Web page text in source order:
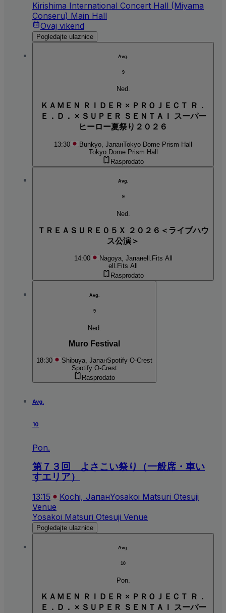
Kirishima International Concert Hall (Miyama
Conseru) Main Hall
Ovaj vikend
Pogledajte ulaznice
Avg.
9
Ned.
ＫＡＭＥＮ ＲＩＤＥＲ × ＰＲＯＪＥＣＴ Ｒ．
Ｅ．Ｄ． × ＳＵＰＥＲ ＳＥＮＴＡＩ スーパー
ヒーロー夏祭り２０２６
13:30 Bunkyo, ЈапанTokyo Dome Prism Hall
Tokyo Dome Prism Hall
Rasprodato
Avg.
9
Ned.
ＴＲＥＡＳＵＲＥ０５Ｘ ２０２６＜ライブハウ
ス公演＞
14:00 Nagoya, Јапанell.Fits All
ell.Fits All
Rasprodato
Avg.
9
Ned.
Muro Festival
18:30 Shibuya, ЈапанSpotify O-Crest
Spotify O-Crest
Rasprodato
Avg.
10
Pon.
第７３回 よさこい祭り（一般席・車い
すエリア）
13:15 Kochi, ЈапанYosakoi Matsuri Otesuji
Venue
Yosakoi Matsuri Otesuji Venue
Pogledajte ulaznice
Avg.
10
Pon.
ＫＡＭＥＮ ＲＩＤＥＲ × ＰＲＯＪＥＣＴ Ｒ．
Ｅ．Ｄ． × ＳＵＰＥＲ ＳＥＮＴＡＩ スーパー